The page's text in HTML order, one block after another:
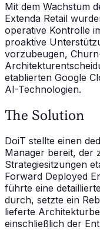
Mit dem Wachstum
Extenda Retail
operative Kontrolle
proaktive
vorzubeugen,
etablierten Google
AI-Technologien.
The Solution
DoiT stellte einen
Manager bereit, der
Strategiesitzungen
Forward Deployed
führte eine
durch, setzte ein
lieferte
einschließlich der